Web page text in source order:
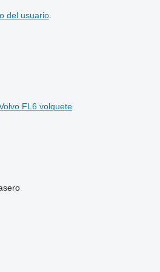
del usuario.
FL6 volquete